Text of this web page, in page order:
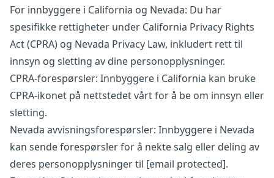
For innbyggere i California og Nevada: Du har
spesifikke rettigheter under California Privacy Rights
Act (CPRA) og Nevada Privacy Law, inkludert rett til
innsyn og sletting av dine personopplysninger.
CPRA‑forespørsler: Innbyggere i California kan bruke
CPRA‑ikonet på nettstedet vårt for å be om innsyn eller
sletting.
Nevada avvisningsforespørsler: Innbyggere i Nevada
kan sende forespørsler for å nekte salg eller deling av
deres personopplysninger til [email protected].